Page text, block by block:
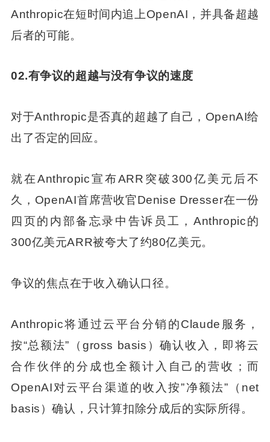
Anthropic在短时间内追上OpenAI，并具备超越
后者的可能。
02.有争议的超越与没有争议的速度
对于Anthropic是否真的超越了自己，OpenAI给
出了否定的回应。
就在Anthropic宣布ARR突破300亿美元后不
久，OpenAI首席营收官Denise Dresser在一份
四页的内部备忘录中告诉员工，Anthropic的
300亿美元ARR被夸大了约80亿美元。
争议的焦点在于收入确认口径。
Anthropic将通过云平台分销的Claude服务，
按“总额法”（gross basis）确认收入，即将云
合作伙伴的分成也全额计入自己的营收；而
OpenAI对云平台渠道的收入按”净额法”（net
basis）确认，只计算扣除分成后的实际所得。